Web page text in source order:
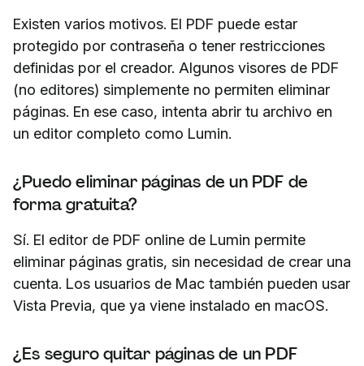
Existen varios motivos. El PDF puede estar
protegido por contraseña o tener restricciones
definidas por el creador. Algunos visores de PDF
(no editores) simplemente no permiten eliminar
páginas. En ese caso, intenta abrir tu archivo en
un editor completo como Lumin.
¿Puedo eliminar páginas de un PDF de
forma gratuita?
Sí. El editor de PDF online de Lumin permite
eliminar páginas gratis, sin necesidad de crear una
cuenta. Los usuarios de Mac también pueden usar
Vista Previa, que ya viene instalado en macOS.
¿Es seguro quitar páginas de un PDF